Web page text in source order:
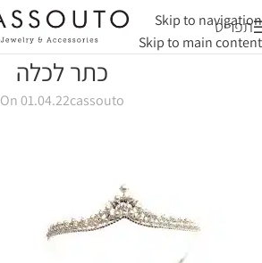
Skip to navigation
Skip to main content
תפריט
כתר לכלה
cassouto
On 01.04.22